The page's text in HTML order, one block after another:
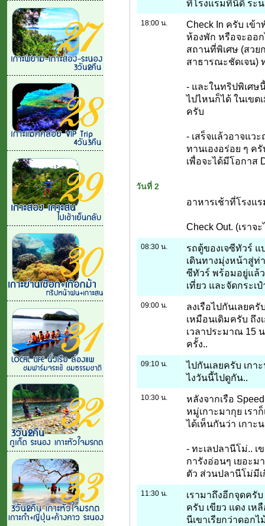
ที่โรงแรมที่นีดี ระ
18:00 น.
Check In ครับ เข้
ห้องพัก หรือจะออ
สถานที่พิเศษ (สวย
สาธารณะชัดเจน)
- และในทริปพิเศษ
ไปไหนก็ได้ ในเขต
ครับ
- เสร็จแล้วอาจแว
ทานเองอร่อย ๆ ค
เพื่อจะได้มีโอกาส
วันที่ 2
อาหารเช้าที่โรงแ
Check Out. (เรา
08:30 น.
รถตู้ของเจซีทัวร์
เดินทางมุ่งหน้าสู่ท่
ซีทัวร์ พร้อมอยู่แล้
เที่ยว และจัดกระเ
09:00 น.
ลงเรือไปกันเลยค
เหมือนเดิมครับ ถึง
เวลาประมาณ 15
ครั้ง..
09:10 น.
ไปกันเลยครับ เกา
ไงวันนี้ไปดูกัน..
10:30 น.
หลังจากเรือ
หมู่เกาะมากุย เรา
ได้เห็นกันว่า เกาะ
- ทะเลปลานีโม่.. เ
การังอ่อนๆ เยอะม
ตัว ส่วนปลานีโม่มี
11:30 น.
เรามาถึงอีกจุดครั
ครับ เขียว แดง เห
นีเขาเรียกว่าดอก